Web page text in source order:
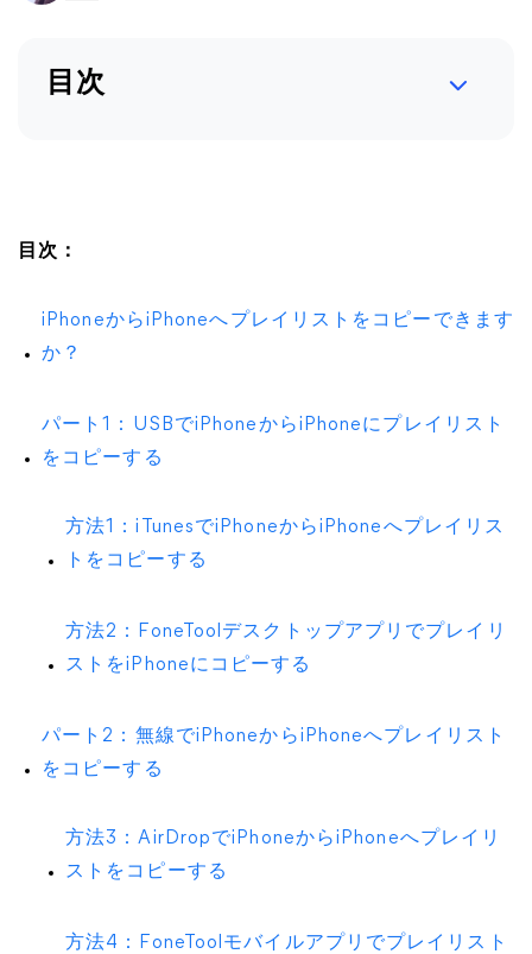
目次
目次：
iPhoneからiPhoneへプレイリストをコピーできます
か？
パート1：USBでiPhoneからiPhoneにプレイリスト
をコピーする
方法1：iTunesでiPhoneからiPhoneへプレイリス
トをコピーする
方法2：FoneToolデスクトップアプリでプレイリ
ストをiPhoneにコピーする
パート2：無線でiPhoneからiPhoneへプレイリスト
をコピーする
方法3：AirDropでiPhoneからiPhoneへプレイリ
ストをコピーする
方法4：FoneToolモバイルアプリでプレイリスト